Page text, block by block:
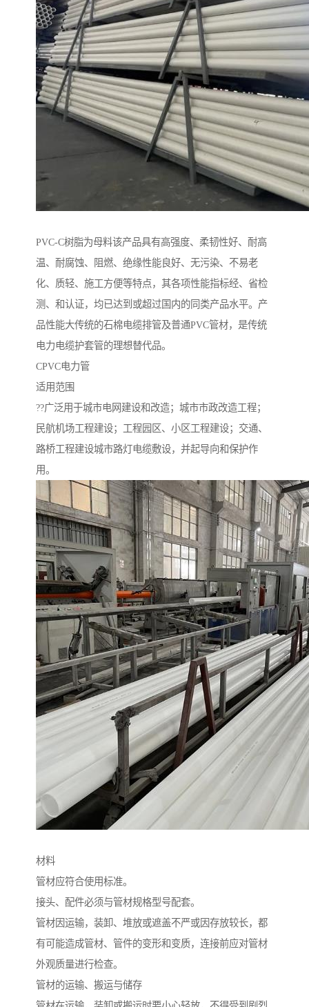
PVC-C树脂为母料该产品具有高强度、柔韧性好、耐高
温、耐腐蚀、阻燃、绝缘性能良好、无污染、不易老
化、质轻、施工方便等特点，其各项性能指标经、省检
测、和认证，均已达到或超过国内的同类产品水平。产
品性能大传统的石棉电缆排管及普通PVC管材，是传统
电力电缆护套管的理想替代品。
CPVC电力管
适用范围
??广泛用于城市电网建设和改造；城市市政改造工程；
民航机场工程建设；工程园区、小区工程建设；交通、
路桥工程建设城市路灯电缆敷设，并起导向和保护作
用。
材料
管材应符合使用标准。
接头、配件必须与管材规格型号配套。
管材因运输，装卸、堆放或遮盖不严或因存放较长，都
有可能造成管材、管件的变形和变质，连接前应对管材
外观质量进行检查。
管材的运输、搬运与储存